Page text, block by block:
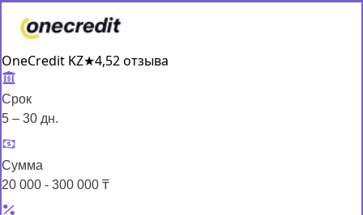
OneCredit KZ★4,52 отзыва
Срок
5 – 30 дн.
Сумма
20 000 - 300 000 ₸